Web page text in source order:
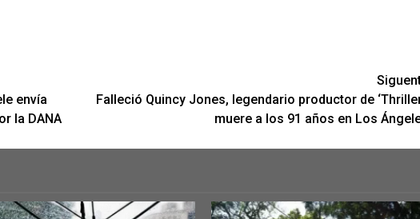
envía
la DANA
Falleció Quincy Jones, legendario productor de
muere a los 91 años en Los